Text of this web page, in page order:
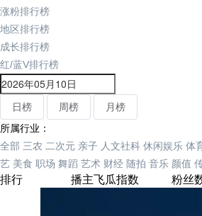
涨粉排行榜
地区排行榜
成长排行榜
红/蓝V排行榜
日榜 周榜
月榜
所属行业：
全部 三农 二次元 亲子 人文社科 休闲娱乐 体
艺 美食 职场 舞蹈 艺术 财经 随拍 音乐 颜值
排行 播主飞瓜指数 粉丝